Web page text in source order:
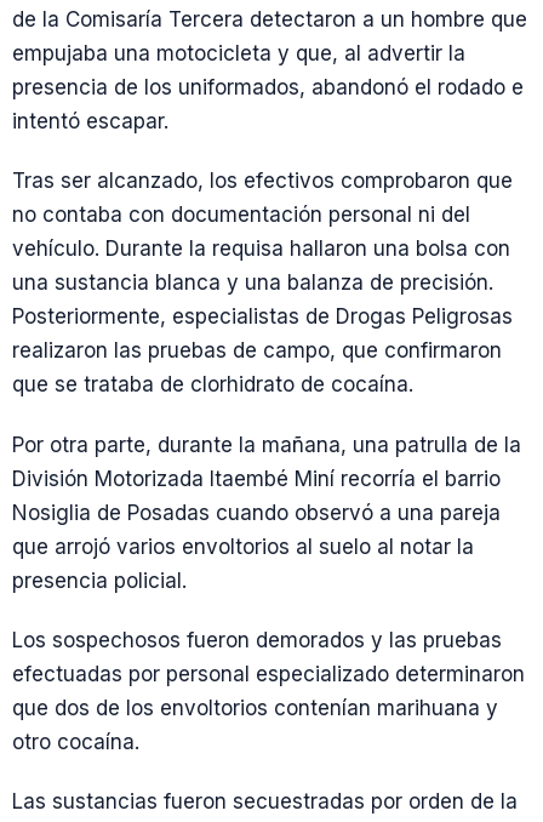
de la Comisaría Tercera detectaron a un hombre que
empujaba una motocicleta y que, al advertir la
presencia de los uniformados, abandonó el rodado e
intentó escapar.
Tras ser alcanzado, los efectivos comprobaron que
no contaba con documentación personal ni del
vehículo. Durante la requisa hallaron una bolsa con
una sustancia blanca y una balanza de precisión.
Posteriormente, especialistas de Drogas Peligrosas
realizaron las pruebas de campo, que confirmaron
que se trataba de clorhidrato de cocaína.
Por otra parte, durante la mañana, una patrulla de la
División Motorizada Itaembé Miní recorría el barrio
Nosiglia de Posadas cuando observó a una pareja
que arrojó varios envoltorios al suelo al notar la
presencia policial.
Los sospechosos fueron demorados y las pruebas
efectuadas por personal especializado determinaron
que dos de los envoltorios contenían marihuana y
otro cocaína.
Las sustancias fueron secuestradas por orden de la